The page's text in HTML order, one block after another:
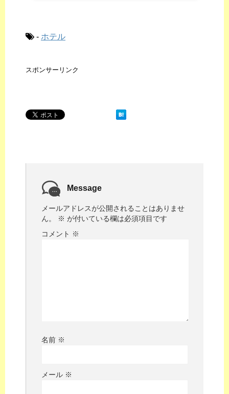
- ホテル
スポンサーリンク
Message
メールアドレスが公開されることはありませ
ん。
※ が付いている欄は必須項目です
コメント ※
名前 ※
メール ※